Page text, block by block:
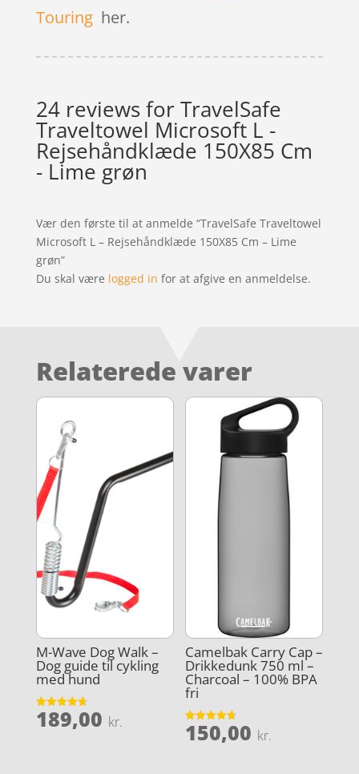
Touringher.
24 reviews forTravelSafe
Traveltowel Microsoft L -
Rejsehåndklæde 150X85 Cm
- Lime grøn
Vær den første til at anmelde “TravelSafe Traveltowel
Microsoft L – Rejsehåndklæde 150X85 Cm – Lime
grøn”
Du skal være logged in for at afgive en anmeldelse.
Relaterede varer
M-Wave Dog Walk –
Dog guide til cykling
med hund
Vurderet
4.7
189,00 kr.
Camelbak Carry Cap –
Drikkedunk 750 ml –
Charcoal – 100% BPA
fri
Vurderet
4.7
150,00 kr.